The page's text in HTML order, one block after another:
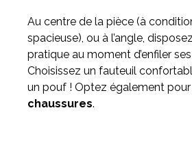
Au centre de la pièce (à
spacieuse), ou à l’angle,
pratique au moment d’enfiler
Choisissez un fauteuil
un pouf ! Optez également pour
chaussures.